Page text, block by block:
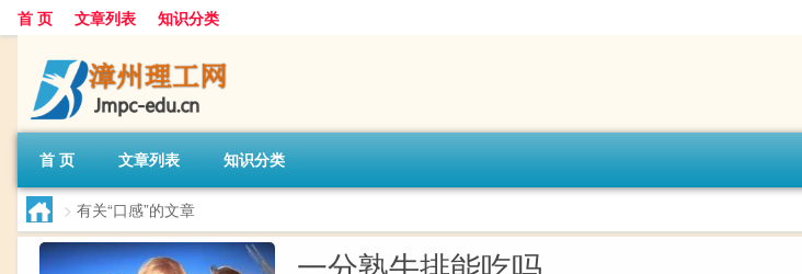
首 页 文章列表 知识分类
首 页 文章列表 知识分类
> 有关“口感”的文章